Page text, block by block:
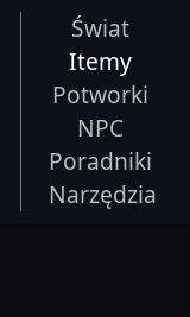
Świat
Itemy
Potworki
NPC
Poradniki
Narzędzia